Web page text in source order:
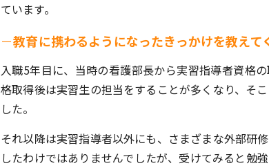
ています。
－教育に携わるようになったきっかけを教えて
入職5年目に、当時の看護部長から実習指導者資格
格取得後は実習生の担当をすることが多くなり、そ
した。
それ以降は実習指導者以外にも、さまざまな外部研
したわけではありませんでしたが、受けてみると勉